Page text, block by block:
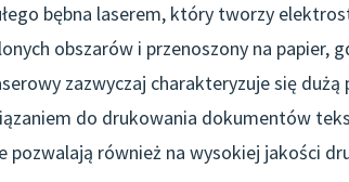
bębna laserem, który tworzy
obszarów i przenoszony na papier,
zazwyczaj charakteryzuje się
do drukowania dokumentów
pozwalają również na wysokiej jakości